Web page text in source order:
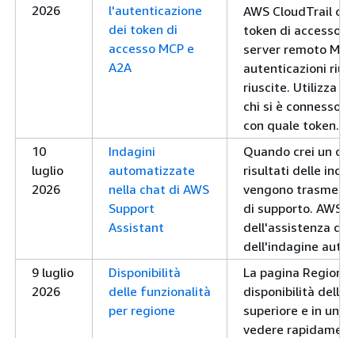
2026
l'autenticazione
dei token di
accesso MCP e
A2A
AWS CloudTrail
token di accesso
server remoto
autenticazioni
riuscite. Utilizza
chi si è connesso,
con quale token.
10
luglio
2026
Indagini
automatizzate
nella chat di AWS
Support
Assistant
Quando crei un
risultati delle
vengono
di supporto. AWS
dell'assistenza
dell'indagine
9 luglio
2026
Disponibilità
delle funzionalità
per regione
La pagina Regioni
disponibilità delle
superiore e in una
vedere